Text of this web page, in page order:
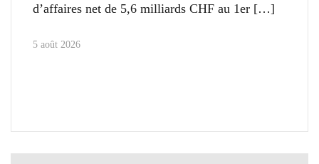
d’affaires net de 5,6 milliards CHF au 1er
5 août 2026